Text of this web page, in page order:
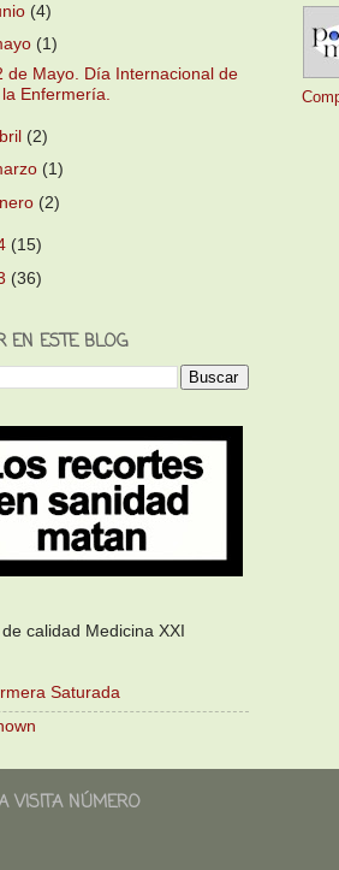
(4)
(1)
de Mayo. Día Internacional de
la Enfermería.
(2)
(1)
(2)
(15)
(36)
EN ESTE BLOG
Saturada
VISITA NÚMERO